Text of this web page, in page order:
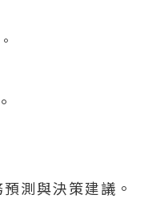
測與決策建議。